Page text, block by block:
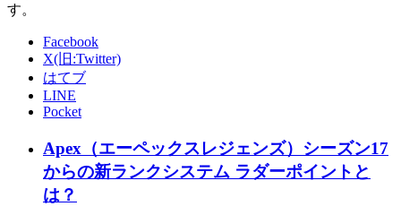
す。
Facebook
X(旧:Twitter)
はてブ
LINE
Pocket
Apex（エーペックスレジェンズ）シーズン17
からの新ランクシステム ラダーポイントと
は？